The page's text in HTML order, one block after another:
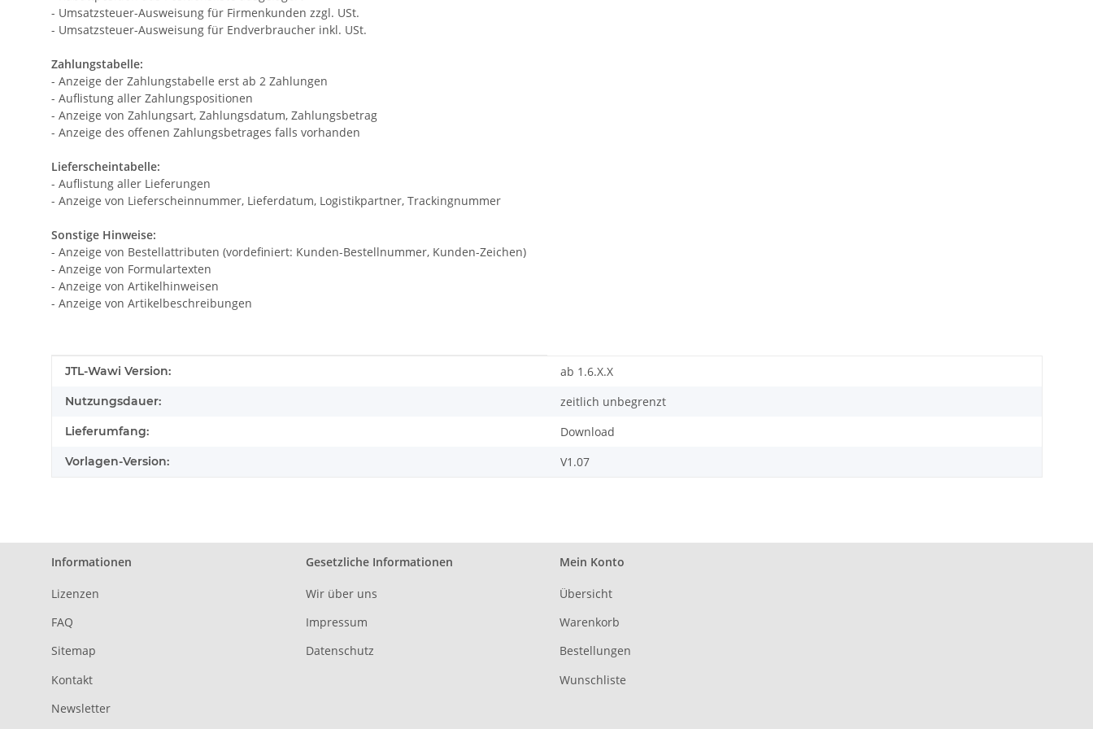
- Umsatzsteuer-Ausweisung für Firmenkunden zzgl. USt.
- Umsatzsteuer-Ausweisung für Endverbraucher inkl. USt.
Zahlungstabelle:
- Anzeige der Zahlungstabelle erst ab 2 Zahlungen
- Auflistung aller Zahlungspositionen
- Anzeige von Zahlungsart, Zahlungsdatum, Zahlungsbetrag
- Anzeige des offenen Zahlungsbetrages falls vorhanden
Lieferscheintabelle:
- Auflistung aller Lieferungen
- Anzeige von Lieferscheinnummer, Lieferdatum, Logistikpartner, Trackingnummer
Sonstige Hinweise:
- Anzeige von Bestellattributen (vordefiniert: Kunden-Bestellnummer, Kunden-Zeichen)
- Anzeige von Formulartexten
- Anzeige von Artikelhinweisen
- Anzeige von Artikelbeschreibungen
Produkteigenschaft
Wert
JTL-Wawi Version: ab 1.6.X.X
Nutzungsdauer: zeitlich unbegrenzt
Lieferumfang: Download
Vorlagen-Version: V1.07
Informationen
Lizenzen
FAQ
Sitemap
Kontakt
Newsletter
Gesetzliche Informationen
Wir über uns
Impressum
Datenschutz
Mein Konto
Übersicht
Warenkorb
Bestellungen
Wunschliste